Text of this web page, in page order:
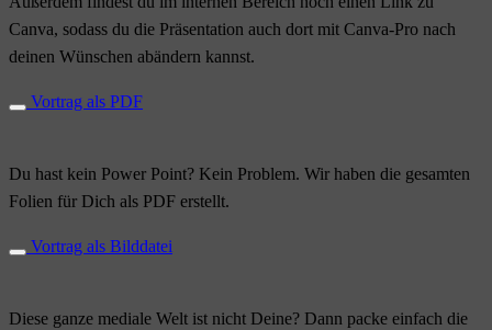
Canva, sodass du die Präsentation auch dort mit Canva-Pro nach
deinen Wünschen abändern kannst.
Vortrag als PDF
Du hast kein Power Point? Kein Problem. Wir haben die gesamten
Folien für Dich als PDF erstellt.
Vortrag als Bilddatei
Diese ganze mediale Welt ist nicht Deine? Dann packe einfach die